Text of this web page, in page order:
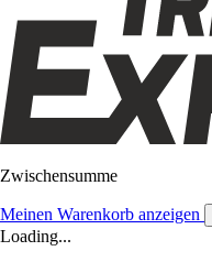
Zwischensumme
Meinen Warenkorb anzeigen
Loading...